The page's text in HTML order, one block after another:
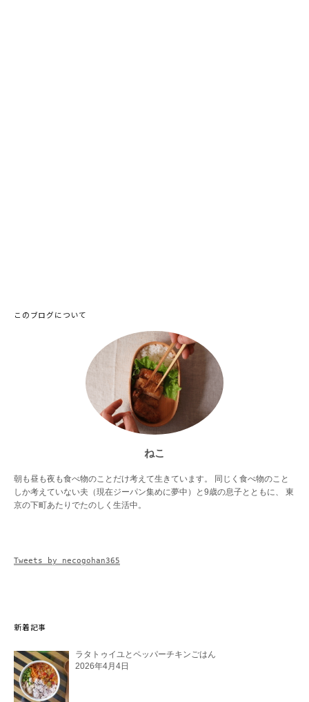
このブログについて
ねこ
朝も昼も夜も食べ物のことだけ考えて生きています。 同じく食べ物のこと
しか考えていない夫（現在ジーパン集めに夢中）と9歳の息子とともに、 東
京の下町あたりでたのしく生活中。
Tweets by necogohan365
新着記事
ラタトゥイユとペッパーチキンごはん
2026年4月4日